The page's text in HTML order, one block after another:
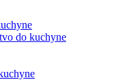
do kuchyne